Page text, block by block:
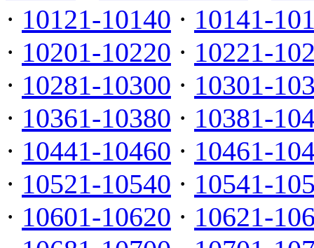
· 10121-10140 · 10141-
· 10201-10220 · 10221-
· 10281-10300 · 10301-
· 10361-10380 · 10381-
· 10441-10460 · 10461-
· 10521-10540 · 10541-
· 10601-10620 · 10621-